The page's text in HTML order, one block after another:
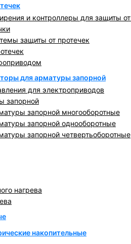
и контроллеры для защиты
защиты от протечек
для арматуры запорной
для электроприводов
запорной
запорной многооборотные
запорной однооборотные
запорной четвертьоборотные
нагрева
накопительные